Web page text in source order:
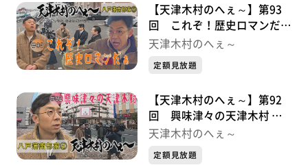
【天津木村のへぇ～】第93
回 これぞ！歴史ロマンだぁ
八戸藩南部家シリーズ⑤
天津木村のへぇ～
定額見放題
【天津木村のへぇ～】第92
回 興味津々の天津木村 八
戸藩南部家シリーズ④
天津木村のへぇ～
定額見放題